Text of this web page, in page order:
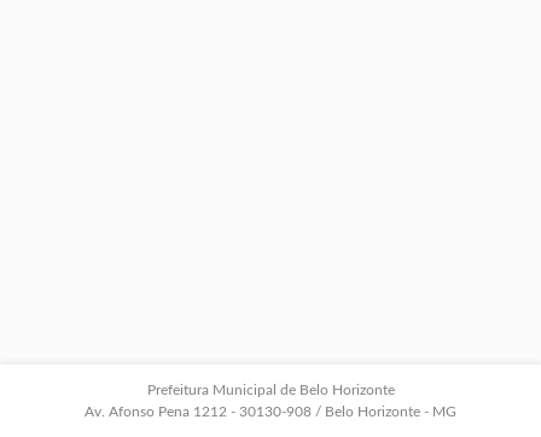
Prefeitura Municipal de Belo Horizonte
Av. Afonso Pena 1212 - 30130-908 / Belo Horizonte - MG